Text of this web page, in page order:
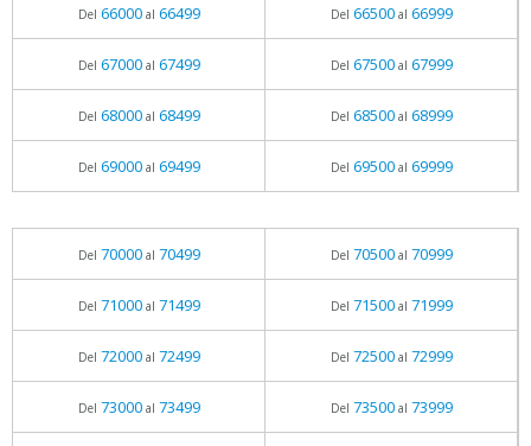
Del 66000al 66499 Del 66500al 66999
Del 67000al 67499 Del 67500al 67999
Del 68000al 68499 Del 68500al 68999
Del 69000al 69499 Del 69500al 69999
Del 70000al 70499 Del 70500al 70999
Del 71000al 71499 Del 71500al 71999
Del 72000al 72499 Del 72500al 72999
Del 73000al 73499 Del 73500al 73999